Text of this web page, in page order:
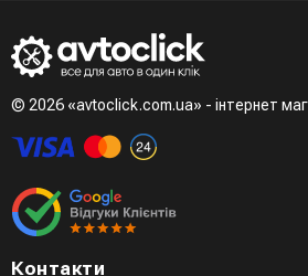
© 2026 «avtoclick.com.ua» - інтернет
Контакти